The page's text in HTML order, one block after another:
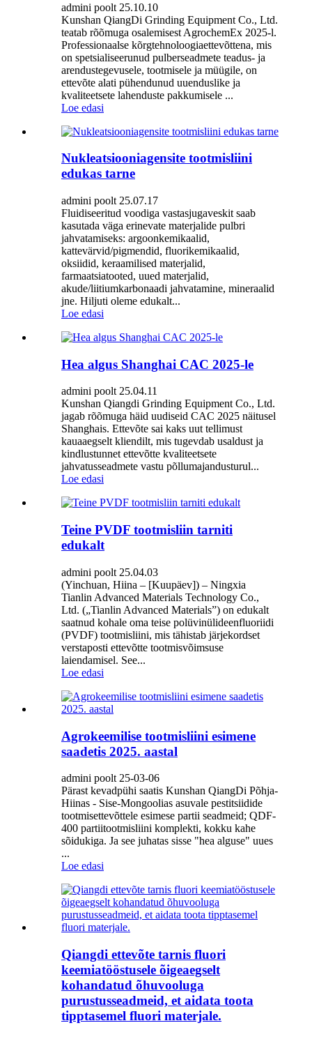
admini poolt 25.10.10
Kunshan QiangDi Grinding Equipment Co., Ltd.
teatab rõõmuga osalemisest AgrochemEx 2025-l.
Professionaalse kõrgtehnoloogiaettevõttena, mis
on spetsialiseerunud pulberseadmete teadus- ja
arendustegevusele, tootmisele ja müügile, on
ettevõte alati pühendunud uuenduslike ja
kvaliteetsete lahenduste pakkumisele ...
Loe edasi
Nukleatsiooniagensite tootmisliini
edukas tarne
admini poolt 25.07.17
Fluidiseeritud voodiga vastasjugaveskit saab
kasutada väga erinevate materjalide pulbri
jahvatamiseks: argoonkemikaalid,
kattevärvid/pigmendid, fluorikemikaalid,
oksiidid, keraamilised materjalid,
farmaatsiatooted, uued materjalid,
akude/liitiumkarbonaadi jahvatamine, mineraalid
jne. Hiljuti oleme edukalt...
Loe edasi
Hea algus Shanghai CAC 2025-le
admini poolt 25.04.11
Kunshan Qiangdi Grinding Equipment Co., Ltd.
jagab rõõmuga häid uudiseid CAC 2025 näitusel
Shanghais. Ettevõte sai kaks uut tellimust
kauaaegselt kliendilt, mis tugevdab usaldust ja
kindlustunnet ettevõtte kvaliteetsete
jahvatusseadmete vastu põllumajandusturul...
Loe edasi
Teine PVDF tootmisliin tarniti
edukalt
admini poolt 25.04.03
(Yinchuan, Hiina – [Kuupäev]) – Ningxia
Tianlin Advanced Materials Technology Co.,
Ltd. („Tianlin Advanced Materials”) on edukalt
saatnud kohale oma teise polüvinülideenfluoriidi
(PVDF) tootmisliini, mis tähistab järjekordset
verstaposti ettevõtte tootmisvõimsuse
laiendamisel. See...
Loe edasi
Agrokeemilise tootmisliini esimene
saadetis 2025. aastal
admini poolt 25-03-06
Pärast kevadpühi saatis Kunshan QiangDi Põhja-
Hiinas - Sise-Mongoolias asuvale pestitsiidide
tootmisettevõttele esimese partii seadmeid; QDF-
400 partiitootmisliini komplekti, kokku kahe
sõidukiga. Ja see juhatas sisse "hea alguse" uues
...
Loe edasi
Qiangdi ettevõte tarnis fluori
keemiatööstusele õigeaegselt
kohandatud õhuvooluga
purustusseadmeid, et aidata toota
tipptasemel fluori materjale.